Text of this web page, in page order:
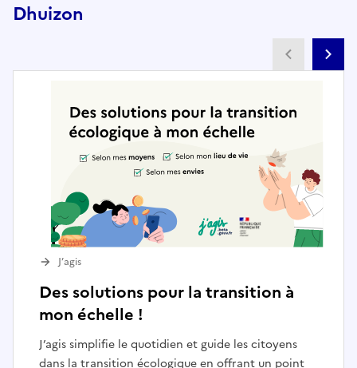
Dhuizon
Des solutions pour la transition à
mon échelle !
J’agis simplifie le quotidien et guide les citoyens
dans la transition écologique en offrant un point
J’agis